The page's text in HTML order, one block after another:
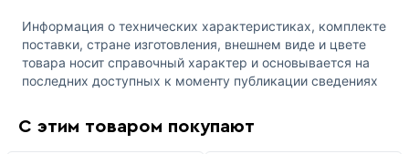
Информация о технических характеристиках, комплекте
поставки, стране изготовления, внешнем виде и цвете
товара носит справочный характер и основывается на
последних доступных к моменту публикации сведениях
С этим товаром покупают